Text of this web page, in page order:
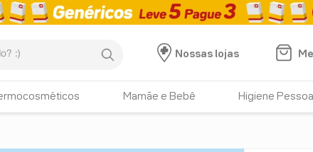
Nossas lojas
Mamãe e Bebê Higiene